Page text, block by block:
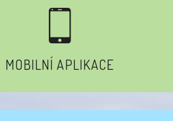
MOBILNÍ APLIKACE